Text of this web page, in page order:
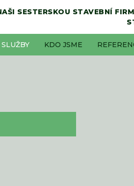
SESTERSKOU STAVEBNÍ
KDO JSME